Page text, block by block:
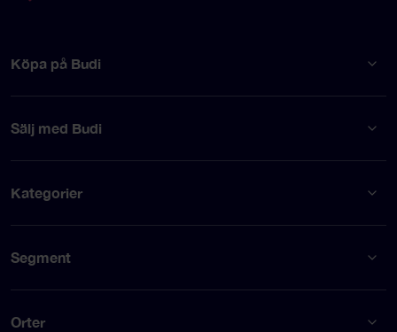
Köpa på Budi
Sälj med Budi
Kategorier
Segment
Orter